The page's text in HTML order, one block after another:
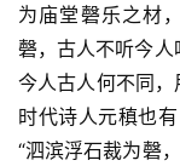
关
于
我
们
登录
为庙堂磬乐之材
磬，古人不听今人
今人古人何不同
时代诗人元稹也
“泗滨浮石裁为磬